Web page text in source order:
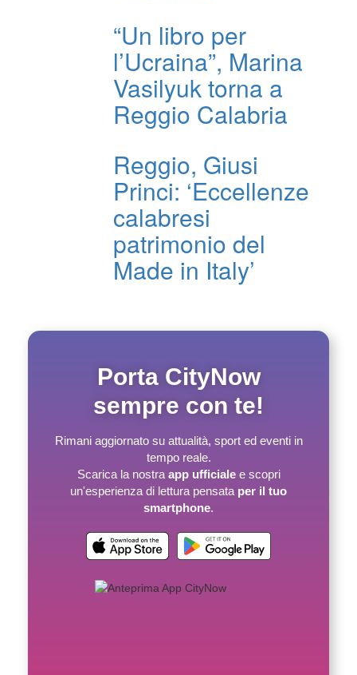
“Un libro per
l’Ucraina”, Marina
Vasilyuk torna a
Reggio Calabria
Reggio, Giusi
Princi: ‘Eccellenze
calabresi
patrimonio del
Made in Italy’
Porta CityNow
sempre con te!
Rimani aggiornato su attualità, sport ed eventi in
tempo reale.
Scarica la nostra app ufficialee scopri
un'esperienza di lettura pensata per il tuo
smartphone.